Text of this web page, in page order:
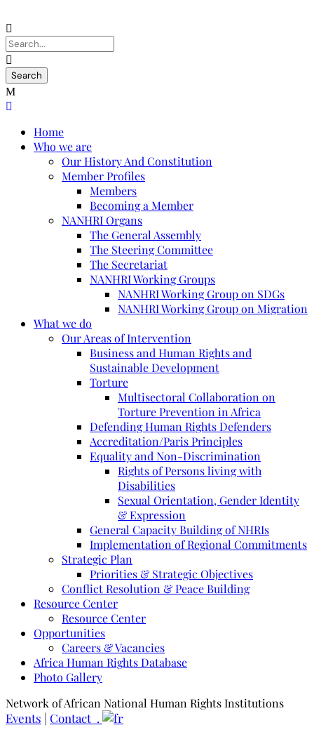
Home
Who we are
Our History And Constitution
Member Profiles
Members
Becoming a Member
NANHRI Organs
The General Assembly
The Steering Committee
The Secretariat
NANHRI Working Groups
NANHRI Working Group on SDGs
NANHRI Working Group on Migration
What we do
Our Areas of Intervention
Business and Human Rights and
Sustainable Development
Torture
Multisectoral Collaboration on
Torture Prevention in Africa
Defending Human Rights Defenders
Accreditation/Paris Principles
Equality and Non-Discrimination
Rights of Persons living with
Disabilities
Sexual Orientation, Gender Identity
& Expression
General Capacity Building of NHRIs
Implementation of Regional Commitments
Strategic Plan
Priorities & Strategic Objectives
Conflict Resolution & Peace Building
Resource Center
Resource Center
Opportunities
Careers & Vacancies
Africa Human Rights Database
Photo Gallery
Network of African National Human Rights Institutions
Events | Contact .